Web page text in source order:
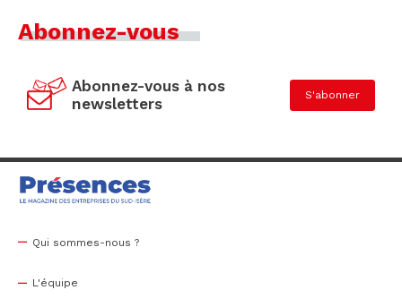
Abonnez-vous
Abonnez-vous à nos
newsletters
S'abonner
Qui sommes-nous ?
L'équipe